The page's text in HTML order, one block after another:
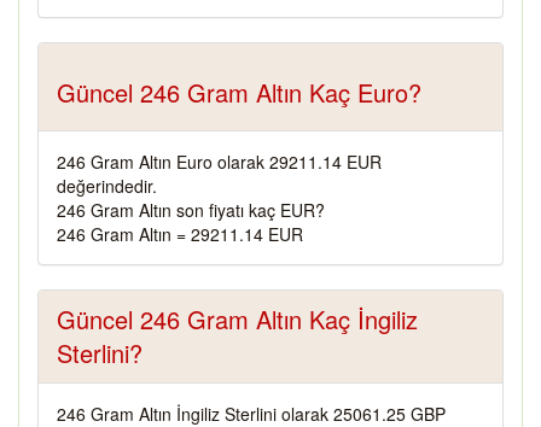
Güncel 246 Gram Altın Kaç Euro?
246 Gram Altın Euro olarak 29211.14 EUR
değerindedir.
246 Gram Altın son fiyatı kaç EUR?
246 Gram Altın = 29211.14 EUR
Güncel 246 Gram Altın Kaç İngiliz
Sterlini?
246 Gram Altın İngiliz Sterlini olarak 25061.25 GBP